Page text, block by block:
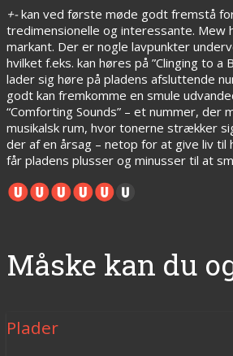
+-kan ved første møde godt fremstå
tredimensionelle og interessante.
markant. Der er nogle lavpunkter
hvilket f.eks. kan høres på ”Clinging to
lader sig høre på pladens afsluttende
godt kan fremkomme en smule
“Comforting Sounds” – et nummer,
musikalsk rum, hvor tonerne strækker
der af en årsag – netop for at give liv
får pladens plusser og minusser til at
Måske kan du
Plader